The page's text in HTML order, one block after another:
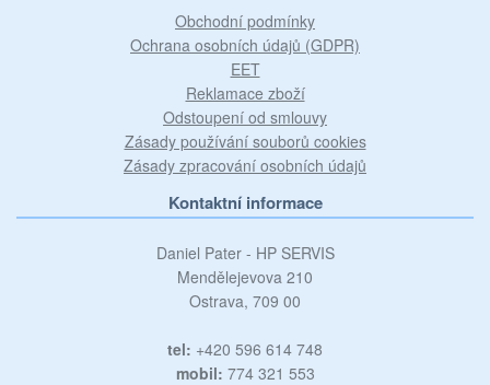
Obchodní podmínky
Ochrana osobních údajů (GDPR)
EET
Reklamace zboží
Odstoupení od smlouvy
Zásady používání souborů cookies
Zásady zpracování osobních údajů
Kontaktní informace
Daniel Pater - HP SERVIS
Mendělejevova 210
Ostrava, 709 00
tel: +420 596 614 748
mobil: 774 321 553